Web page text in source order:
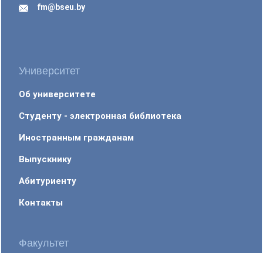
fm@bseu.by
Университет
Об университете
Студенту - электронная библиотека
Иностранным гражданам
Выпускнику
Абитуриенту
Контакты
Факультет